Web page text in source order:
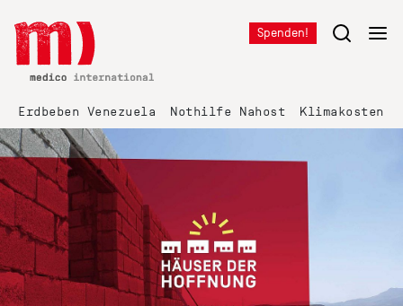
Spenden!
Erdbeben Venezuela Nothilfe Nahost Klimakosten